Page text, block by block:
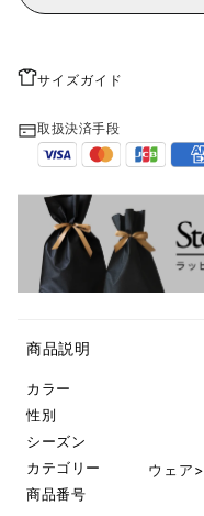
サイズガイド
取扱決済手段
商品説明
カラー
性別
シーズン
カテゴリー
ウェア>
商品番号